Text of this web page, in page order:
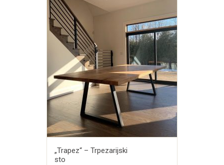
„Trapez“ – Trpezarijski
sto